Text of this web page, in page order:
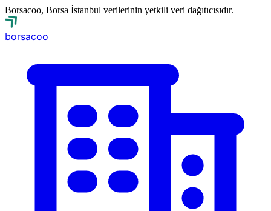
Borsacoo, Borsa İstanbul verilerinin yetkili veri dağıtıcısıdır.
borsacoo